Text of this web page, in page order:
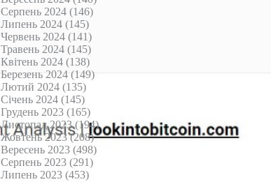
Серпень 2024 (146)
Липень 2024 (145)
Червень 2024 (141)
Травень 2024 (145)
Квітень 2024 (138)
Березень 2024 (149)
Лютий 2024 (135)
Січень 2024 (145)
Грудень 2023 (165)
Листопад 2023(194)
Жовтень 2023(208)
Вересень 2023 (498)
Серпень 2023 (291)
Липень 2023 (453)